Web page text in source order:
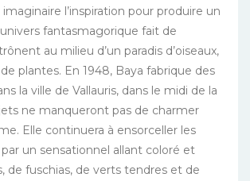
l’inspiration pour produire un
fantasmagorique fait de
au milieu d’un paradis d’oiseaux,
plantes. En 1948, Baya fabrique des
la ville de Vallauris, dans le midi de la
ne manqueront pas de charmer
Elle continuera à ensorceller les
un sensationnel allant coloré et
de fuschias, de verts tendres et de